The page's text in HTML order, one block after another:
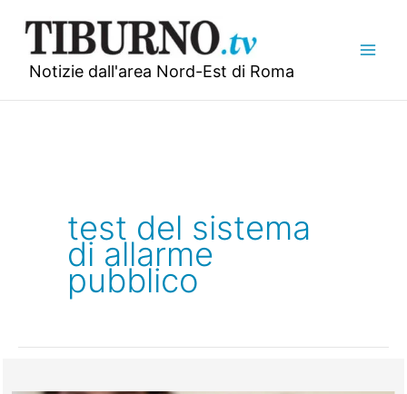
contenuto
Notizie dall'area Nord-Est di Roma
test del sistema
di allarme
pubblico